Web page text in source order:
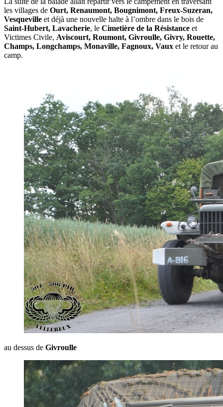
les villages de Ourt, Renaumont, Bougnimont, Freux-Suzeran,
Vesqueville et déjà une nouvelle halte à l’ombre dans le bois de
Saint-Hubert, Lavacherie, le Cimetière de la Résistance et
Victimes Civile, Aviscourt, Roumont, Givroulle, Givry, Rouette,
Champs, Longchamps, Monaville, Fagnoux, Vaux et le retour au
camp.
au dessus de Givroulle